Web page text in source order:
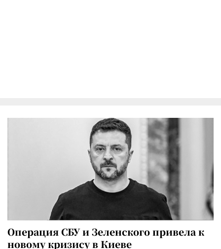
Операция СБУ и Зеленского привела к
новому кризису в Киеве